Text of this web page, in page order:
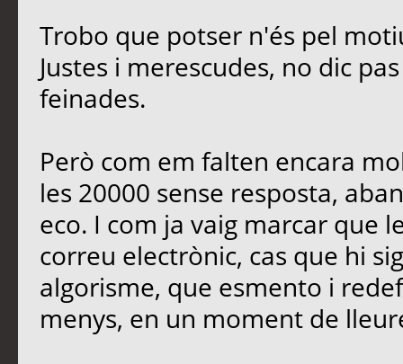
Trobo que potser n'és pel
Justes i merescudes, no dic
feinades.
Però com em falten encara
les 20000 sense resposta,
eco. I com ja vaig marcar que
correu electrònic, cas que hi
algorisme, que esmento i
menys, en un moment de